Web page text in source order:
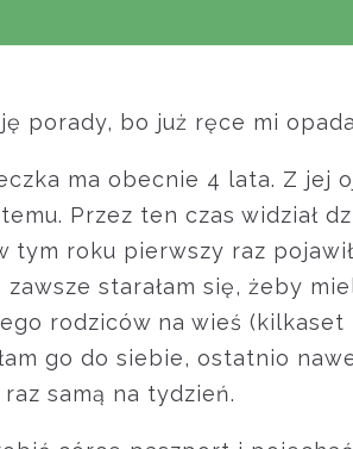
porady, bo już ręce mi
ma obecnie 4 lata. Z jej
Przez ten czas widział
tym roku pierwszy raz
starałam się, żeby
rodziców na wieś
go do siebie, ostatnio
samą na tydzień.